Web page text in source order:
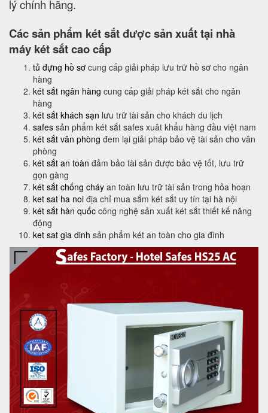
lý chính hãng.
Các sản phẩm két sắt được sản xuất tại nhà
máy két sắt cao cấp
tủ đựng hồ sơ cung cấp giải pháp lưu trữ hồ sơ cho ngân
hàng
két sắt ngân hàng cung cấp giải pháp két sắt cho ngân
hàng
két sắt khách sạn lưu trữ tài sản cho khách du lịch
safes sản phẩm két sắt safes xuât khẩu hàng đầu việt nam
két sắt văn phòng đem lại giải pháp bảo vệ tài sản cho văn
phòng
két sắt an toàn đảm bảo tài sản được bảo vệ tốt, lưu trữ
gọn gàng
két sắt chống cháy an toàn lưu trữ tài sản trong hỏa hoạn
ket sat ha noi địa chỉ mua sắm két sắt uy tín tại hà nội
két sắt hàn quốc công nghệ sản xuất két sắt thiết kế năng
động
ket sat gia dinh sản phẩm két an toàn cho gia đình